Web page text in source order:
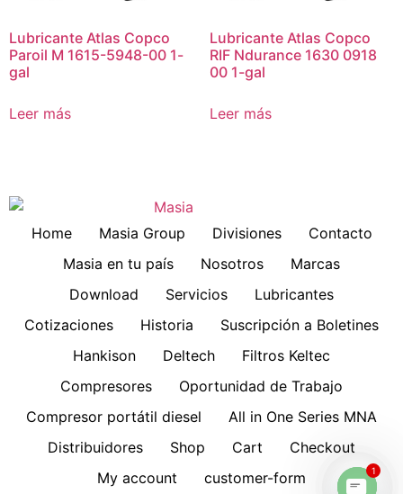
Lubricante Atlas Copco
Paroil M 1615-5948-00 1-
gal
Leer más
Lubricante Atlas Copco
RIF Ndurance 1630 0918
00 1-gal
Leer más
Home Masia Group Divisiones
Contacto
Masia en tu país
Nosotros
Marcas
Download
Servicios
Lubricantes
Cotizaciones
Historia
Suscripción a Boletines
Hankison
Deltech
Filtros Keltec
Compresores
Oportunidad de Trabajo
Compresor portátil diesel
All in One Series MNA
Distribuidores
Shop Cart
Checkout
My account
customer-form 1